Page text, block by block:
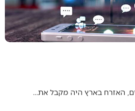
האזרח בארץ היה מקבל את…